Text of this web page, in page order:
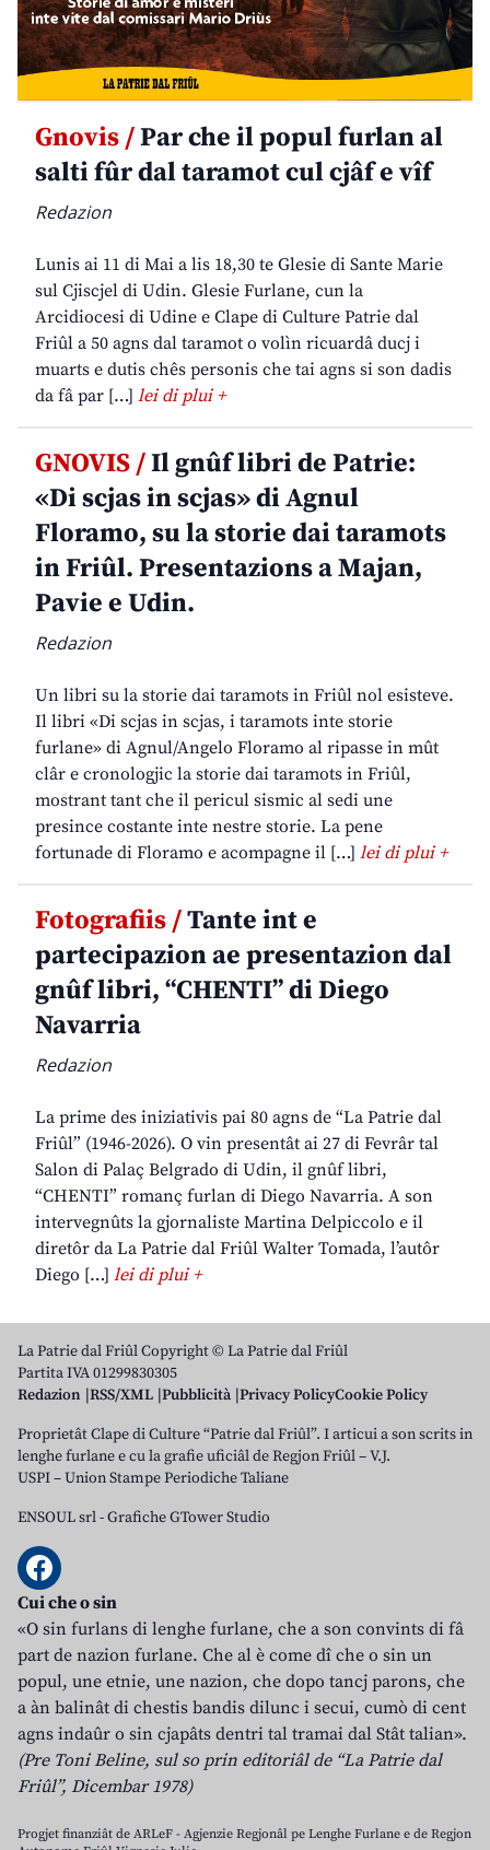
Gnovis /Par che il popul furlan al
salti fûr dal taramot cul cjâf e vîf
Redazion
Lunis ai 11 di Mai a lis 18,30 te Glesie di Sante Marie
sul Cjiscjel di Udin. Glesie Furlane, cun la
Arcidiocesi di Udine e Clape di Culture Patrie dal
Friûl a 50 agns dal taramot o volìn ricuardâ ducj i
muarts e dutis chês personis che tai agns si son dadis
da fâ par […] lei di plui +
GNOVIS /Il gnûf libri de Patrie:
«Di scjas in scjas» di Agnul
Floramo, su la storie dai taramots
in Friûl. Presentazions a Majan,
Pavie e Udin.
Redazion
Un libri su la storie dai taramots in Friûl nol esisteve.
Il libri «Di scjas in scjas, i taramots inte storie
furlane» di Agnul/Angelo Floramo al ripasse in mût
clâr e cronologjic la storie dai taramots in Friûl,
mostrant tant che il pericul sismic al sedi une
presince costante inte nestre storie. La pene
fortunade di Floramo e acompagne il […] lei di plui +
Fotografiis /Tante int e
partecipazion ae presentazion dal
gnûf libri, “CHENTI” di Diego
Navarria
Redazion
La prime des iniziativis pai 80 agns de “La Patrie dal
Friûl” (1946-2026). O vin presentât ai 27 di Fevrâr tal
Salon di Palaç Belgrado di Udin, il gnûf libri,
“CHENTI” romanç furlan di Diego Navarria. A son
intervegnûts la gjornaliste Martina Delpiccolo e il
diretôr da La Patrie dal Friûl Walter Tomada, l’autôr
Diego […] lei di plui +
La Patrie dal Friûl Copyright © La Patrie dal Friûl
Partita IVA 01299830305
Redazion RSS/XML Pubblicità Privacy PolicyCookie Policy
Proprietât Clape di Culture “Patrie dal Friûl”. I articui a son scrits in
lenghe furlane e cu la grafie uficiâl de Regjon Friûl – V.J.
USPI – Union Stampe Periodiche Taliane
ENSOUL srl-Grafiche GTower Studio
Cui che o sin
«O sin furlans di lenghe furlane, che a son convints di fâ
part de nazion furlane. Che al è come dî che o sin un
popul, une etnie, une nazion, che dopo tancj parons, che
a àn balinât di chestis bandis dilunc i secui, cumò di cent
agns indaûr o sin cjapâts dentri tal tramai dal Stât talian».
(Pre Toni Beline, sul so prin editoriâl de “La Patrie dal
Friûl”, Dicembar 1978)
Progjet finanziât de ARLeF - Agjenzie Regjonâl pe Lenghe Furlane e de Regjon